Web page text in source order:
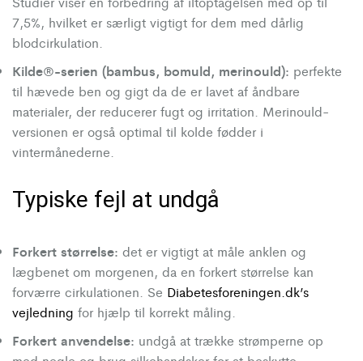
7,5%, hvilket er særligt vigtigt for dem med dårlig
blodcirkulation.
Kilde®-serien (bambus, bomuld, merinould): perfekte
til hævede ben og gigt da de er lavet af åndbare
materialer, der reducerer fugt og irritation. Merinould-
versionen er også optimal til kolde fødder i
vintermånederne.
Typiske fejl at undgå
Forkert størrelse: det er vigtigt at måle anklen og
lægbenet om morgenen, da en forkert størrelse kan
forværre cirkulationen. Se Diabetesforeningen.dk’s
vejledning for hjælp til korrekt måling.
Forkert anvendelse: undgå at trække strømperne op